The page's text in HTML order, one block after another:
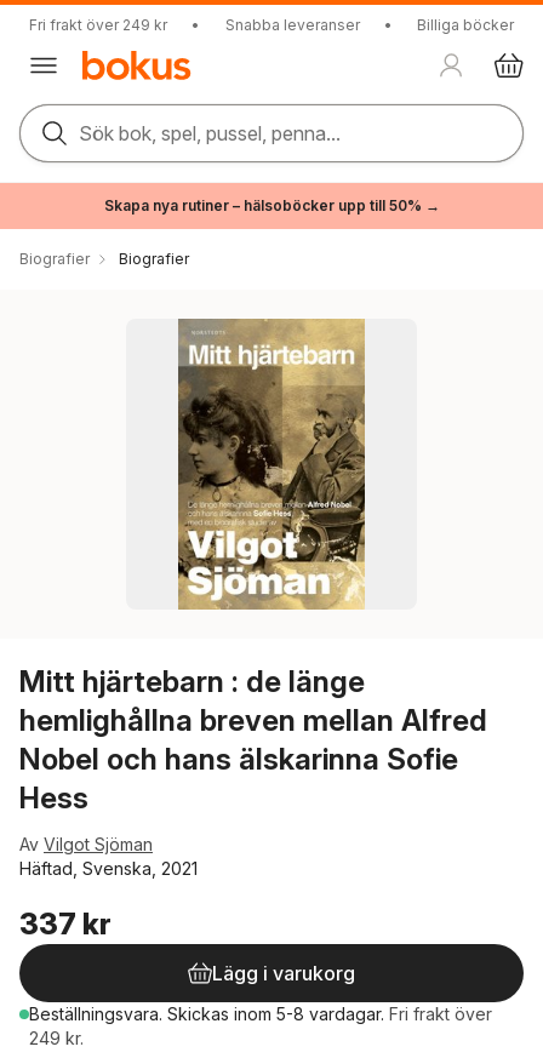
Fri frakt över 249 kr • Snabba leveranser • Billiga böcker
Sök bok, spel, pussel, penna...
Skapa nya rutiner – hälsoböcker upp till 50% →
Biografier Biografier
Mitt hjärtebarn : de länge
hemlighållna breven mellan Alfred
Nobel och hans älskarinna Sofie
Hess
Av Vilgot Sjöman
Häftad, Svenska, 2021
337 kr
Lägg i varukorg
Beställningsvara. Skickas inom 5-8 vardagar. Fri frakt över
249 kr.